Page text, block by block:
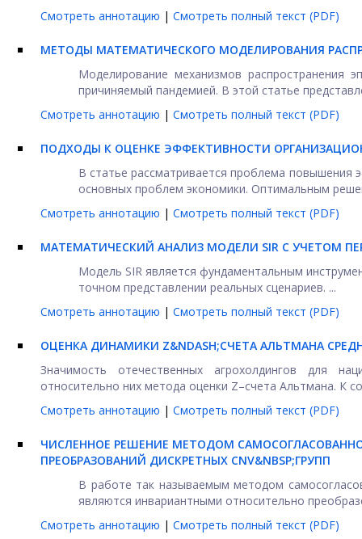
Смотреть аннотацию | Смотреть полный текст (PDF)
МЕТОДЫ МАТЕМАТИЧЕСКОГО МОДЕЛИРОВАНИЯ
Моделирование механизмов распространения
причиняемый пандемией. В этой статье
Смотреть аннотацию | Смотреть полный текст (PDF)
ПОДХОДЫ К ОЦЕНКЕ ЭФФЕКТИВНОСТИ
В статье рассматривается проблема повышения
основных проблем экономики. Оптимальным
Смотреть аннотацию | Смотреть полный текст (PDF)
МАТЕМАТИЧЕСКИЙ АНАЛИЗ МОДЕЛИ SIR С УЧЕТОМ
Модель SIR является фундаментальным
точном представлении реальных сценариев. ...
Смотреть аннотацию | Смотреть полный текст (PDF)
ОЦЕНКА ДИНАМИКИ Z&NDASH;СЧЕТА АЛЬТМАНА
Значимость отечественных агрохолдингов для
относительно них метода оценки Z–счета Альтмана. К
Смотреть аннотацию | Смотреть полный текст (PDF)
ЧИСЛЕННОЕ РЕШЕНИЕ МЕТОДОМ
ПРЕОБРАЗОВАНИЙ ДИСКРЕТНЫХ CNV&NBSP;ГРУПП
В работе так называемым методом
являются инвариантными относительно
Смотреть аннотацию | Смотреть полный текст (PDF)